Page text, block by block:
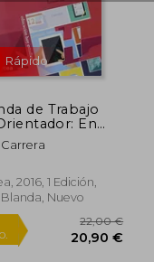
Rápido
de Trabajo
En
Educativos
Infantil
2016, 1 Edición,
Nuevo